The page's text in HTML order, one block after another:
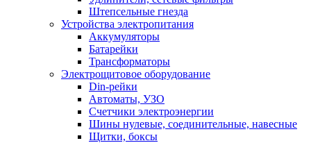
Штепсельные гнезда
Устройства электропитания
Аккумуляторы
Батарейки
Трансформаторы
Электрощитовое оборудование
Din-рейки
Автоматы, УЗО
Счетчики электроэнергии
Шины нулевые, соединительные, навесные
Щитки, боксы